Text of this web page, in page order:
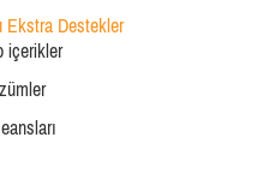
Ekstra Destekler
içerikler